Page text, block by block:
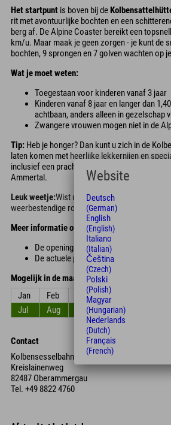
Het startpunt is boven bij de
rit met avontuurlijke bochten en een
berg af. De Alpine Coaster bereikt een
km/u. Maar maak je geen zorgen - je kunt de
bochten, 9 sprongen en 7 golven wachten op
Wat je moet weten:
Toegestaan voor kinderen vanaf 3 jaar
Kinderen vanaf 8 jaar en langer dan
achtbaan, anders alleen in gezelschap
Zwangere vrouwen mogen niet in de
Tip: Heb je honger? Dan kunt u zich in de
laten komen met heerlijke lekkernijen en
inclusief een prachtig uitzicht op de bergen
Ammertal.
Leuk weetje:Wist u dat de Alpine Coaster de
weerbestendige rodelbaan ter wereld is met
Meer informatie over de Alpine Coaster:
De openingstijden in de zomer vindt u
De actuele prijzen vindt u
Mogelijk in de maanden
Jan
Feb Mar Apr
Jul
Aug Sep Okt
Contact
Kolbensesselbahn und Alpine Coaster
Kreislainenweg
82487 Oberammergau
Tel. +49 8822 4760
Website
Deutsch
(German)
English
(English)
Italiano
(Italian)
Čeština
(Czech)
Polski
(Polish)
Magyar
(Hungarian)
Nederlands
(Dutch)
Français
(French)